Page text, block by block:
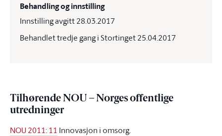
Behandling og innstilling
Innstilling avgitt 28.03.2017
Behandlet tredje gang i Stortinget 25.04.2017
Tilhørende NOU – Norges offentlige
utredninger
NOU 2011: 11 Innovasjon i omsorg.